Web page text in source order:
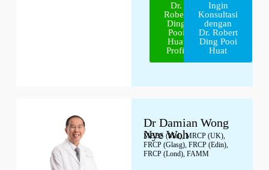
Dr.
Robert
Ding
Pooi
Huat
Profil
Ingin
Konsultasi
dengan
Dr. Robert
Ding Pooi
Huat
Dr Damian Wong
Nye Woh
MBBS (Mal), MRCP (UK),
FRCP (Glasg), FRCP (Edin),
FRCP (Lond), FAMM